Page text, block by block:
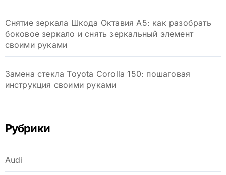
Снятие зеркала Шкода Октавия А5: как разобрать
боковое зеркало и снять зеркальный элемент
своими руками
Замена стекла Toyota Corolla 150: пошаговая
инструкция своими руками
Рубрики
Audi